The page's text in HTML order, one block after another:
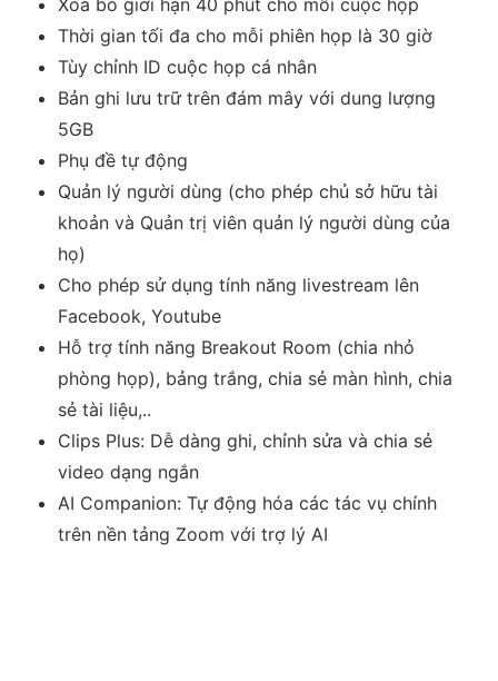
Thời gian tối đa cho mỗi phiên họp là 30 giờ
Tùy chỉnh ID cuộc họp cá nhân
Bản ghi lưu trữ trên đám mây với dung lượng
5GB
Phụ đề tự động
Quản lý người dùng (cho phép chủ sở hữu tài
khoản và Quản trị viên quản lý người dùng của
họ)
Cho phép sử dụng tính năng livestream lên
Facebook, Youtube
Hỗ trợ tính năng Breakout Room (chia nhỏ
phòng họp), bảng trắng, chia sẻ màn hình, chia
sẻ tài liệu,..
Clips Plus: Dễ dàng ghi, chỉnh sửa và chia sẻ
video dạng ngắn
AI Companion: Tự động hóa các tác vụ chính
trên nền tảng Zoom với trợ lý AI